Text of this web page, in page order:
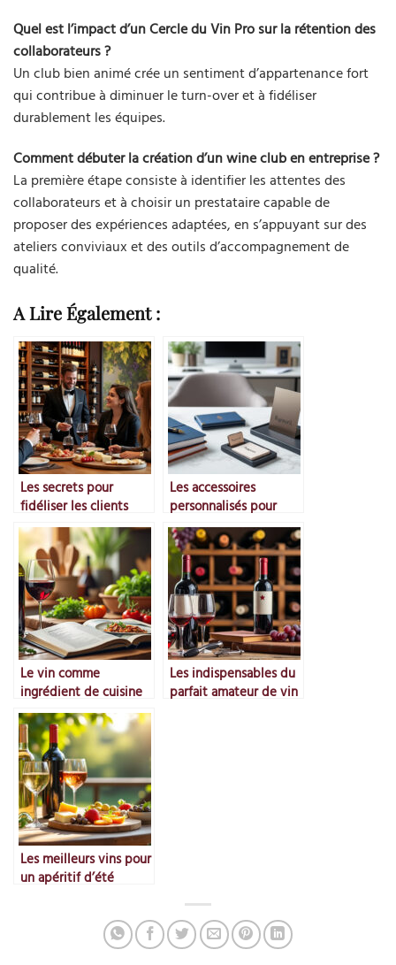
Quel est l’impact d’un Cercle du Vin Pro sur la rétention des
collaborateurs ?
Un club bien animé crée un sentiment d’appartenance fort
qui contribue à diminuer le turn-over et à fidéliser
durablement les équipes.
Comment débuter la création d’un wine club en entreprise ?
La première étape consiste à identifier les attentes des
collaborateurs et à choisir un prestataire capable de
proposer des expériences adaptées, en s’appuyant sur des
ateliers conviviaux et des outils d’accompagnement de
qualité.
A Lire Également :
Les secrets pour
fidéliser les clients
amateurs de vin
Les accessoires
personnalisés pour
entreprises
Le vin comme
ingrédient de cuisine
Les indispensables du
parfait amateur de vin
Les meilleurs vins pour
un apéritif d’été